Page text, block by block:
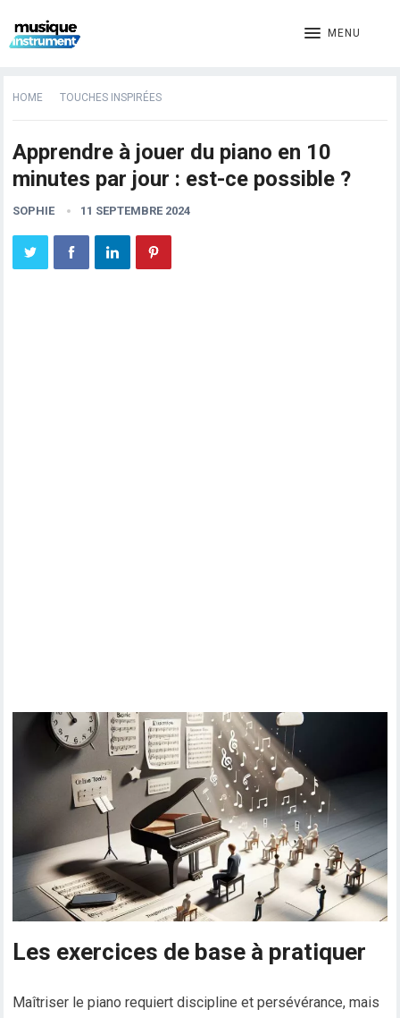
MENU
HOME TOUCHES INSPIRÉES
Apprendre à jouer du piano en 10
minutes par jour : est-ce possible ?
SOPHIE 11 SEPTEMBRE 2024
Les exercices de base à pratiquer
Maîtriser le piano requiert discipline et persévérance, mais